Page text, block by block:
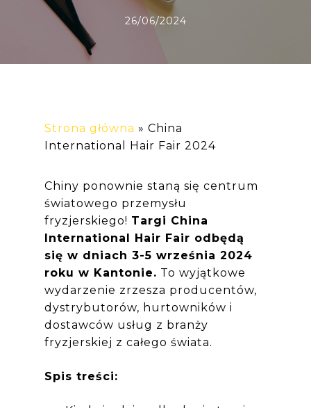
26/06/2024
Strona główna » China
International Hair Fair 2024
Chiny ponownie staną się centrum
światowego przemysłu
fryzjerskiego! Targi China
International Hair Fair odbędą
się w dniach 3-5 września 2024
roku w Kantonie. To wyjątkowe
wydarzenie zrzesza producentów,
dystrybutorów, hurtowników i
dostawców usług z branży
fryzjerskiej z całego świata.
Spis treści: